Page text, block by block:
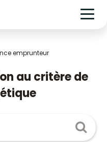
emprunteur